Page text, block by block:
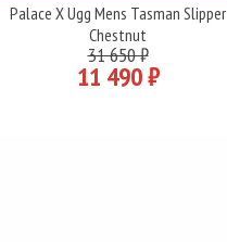
Palace X Ugg Mens Tasman Slipper
Chestnut
31 650 ₽
11 490 ₽